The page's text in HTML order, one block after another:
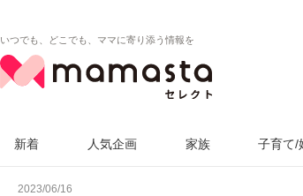
いつでも、どこでも、ママに寄り添う情報を
新着 人気企画 家族 子育て/
2023/06/16